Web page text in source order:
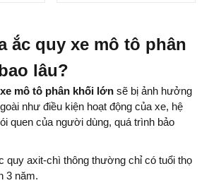
ắc quy xe mô tô phân
lâu?
mô tô phân khối lớn sẽ bị ảnh hưởng
như điều kiện hoạt động của xe, hệ
quen của người dùng, quá trình bảo
quy axit-chì thông thường chỉ có tuổi thọ
3 năm.